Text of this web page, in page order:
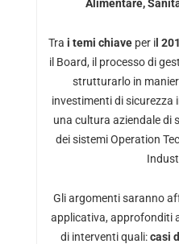
Alimentare,
Tra i temi chiave per i l
il Board, il processo di
strutturarlo in
investimenti di sicurezza
una cultura aziendale di
dei sistemi Operation
Gli argomenti saranno
applicativa, approfonditi
di interventi quali:casi